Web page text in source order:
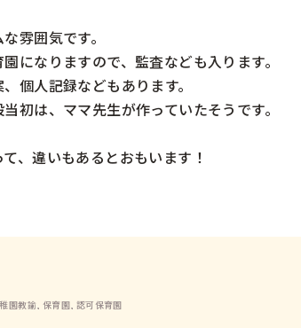
雰囲気です。
になりますので、監査なども入ります。
個人記録などもあります。
初は、ママ先生が作っていたそうです。
、違いもあるとおもいます！
園教諭, 保育園, 認可保育園